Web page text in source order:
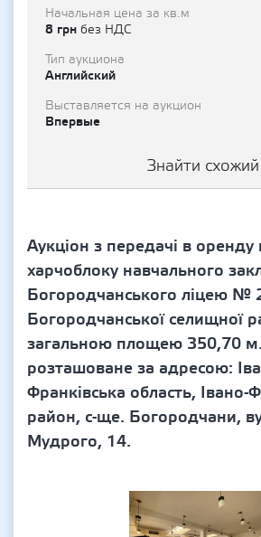
Начальная цена за кв.м
8 грн без НДС
Тип аукциона
Английский
Выставляется на аукцион
Впервые
Знайти схожий
Аукціон з передачі в
харчоблоку навчального
Богородчанського ліцею №
Богородчанської селищної
загальною площею 350,70
розташоване за адресою:
Франківська область, Івано-
район, с-ще. Богородчани,
Мудрого, 14.